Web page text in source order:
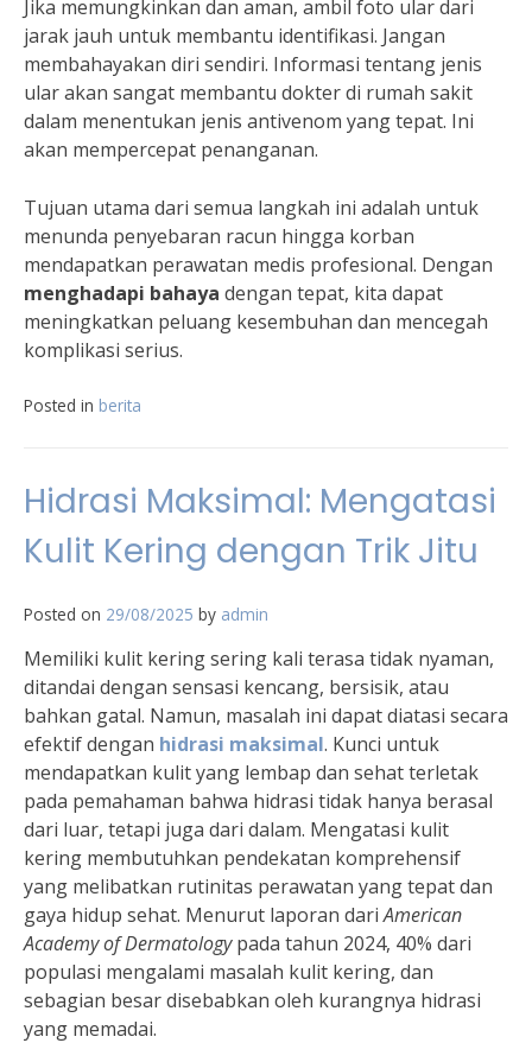
Jika memungkinkan dan aman, ambil foto ular dari
jarak jauh untuk membantu identifikasi. Jangan
membahayakan diri sendiri. Informasi tentang jenis
ular akan sangat membantu dokter di rumah sakit
dalam menentukan jenis antivenom yang tepat. Ini
akan mempercepat penanganan.
Tujuan utama dari semua langkah ini adalah untuk
menunda penyebaran racun hingga korban
mendapatkan perawatan medis profesional. Dengan
menghadapi bahaya dengan tepat, kita dapat
meningkatkan peluang kesembuhan dan mencegah
komplikasi serius.
Posted in berita
Hidrasi Maksimal: Mengatasi
Kulit Kering dengan Trik Jitu
Posted on 29/08/2025 by admin
Memiliki kulit kering sering kali terasa tidak nyaman,
ditandai dengan sensasi kencang, bersisik, atau
bahkan gatal. Namun, masalah ini dapat diatasi secara
efektif dengan hidrasi maksimal. Kunci untuk
mendapatkan kulit yang lembap dan sehat terletak
pada pemahaman bahwa hidrasi tidak hanya berasal
dari luar, tetapi juga dari dalam. Mengatasi kulit
kering membutuhkan pendekatan komprehensif
yang melibatkan rutinitas perawatan yang tepat dan
gaya hidup sehat. Menurut laporan dariAmerican
Academy of Dermatologypada tahun 2024, 40% dari
populasi mengalami masalah kulit kering, dan
sebagian besar disebabkan oleh kurangnya hidrasi
yang memadai.